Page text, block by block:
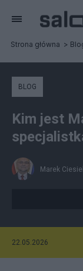
Strona główna
BLOG
Kim jest
Marek
22.05.2026